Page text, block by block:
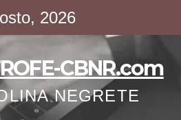
2026
CBNR.com
NEGRETE